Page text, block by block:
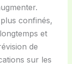
confinés,
et
de
sur les